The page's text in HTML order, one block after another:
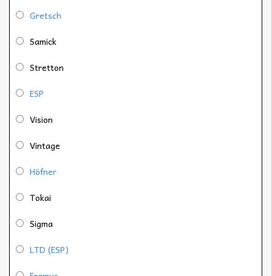
Gretsch
Samick
Stretton
ESP
Vision
Vintage
Höfner
Tokai
Sigma
LTD (ESP)